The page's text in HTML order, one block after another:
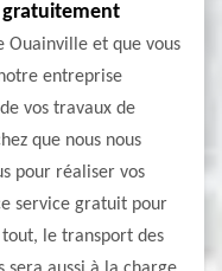
gratuitement
Ouainville et que vous
entreprise
vos travaux de
que nous nous
pour réaliser vos
service gratuit pour
tout, le transport des